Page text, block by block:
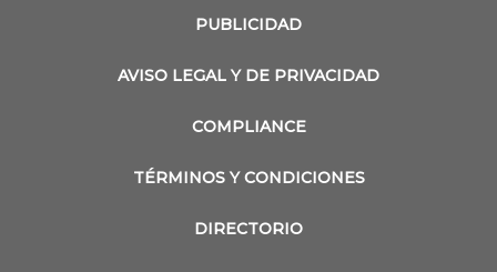
PUBLICIDAD
AVISO LEGAL Y DE PRIVACIDAD
COMPLIANCE
TÉRMINOS Y CONDICIONES
DIRECTORIO